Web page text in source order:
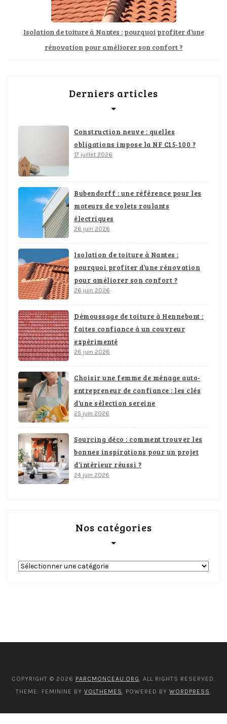
Isolation de toiture à Nantes : pourquoi profiter d’une
rénovation pour améliorer son confort ?
Derniers articles
Construction neuve : quelles
obligations impose la NF C15-100 ?
17 juillet 2026
Bubendorff : une référence pour les
moteurs de volets roulants
électriques
26 juin 2026
Isolation de toiture à Nantes :
pourquoi profiter d’une rénovation
pour améliorer son confort ?
26 juin 2026
Démoussage de toiture à Hennebont :
faites confiance à un couvreur
expérimenté
26 juin 2026
Choisir une femme de ménage auto-
entrepreneur de confiance : les clés
d’une sélection sereine
25 juin 2026
Sourcing déco : comment trouver les
bonnes inspirations pour un projet
d’intérieur réussi ?
24 juin 2026
Nos catégories
COPYRIGHT © 2026 PARCMONCEAU.ORG. ALL RIGHTS RESERVED.
THEME: FEMININE BY VOLTHEMES. POWERED BY WORDPRESS.